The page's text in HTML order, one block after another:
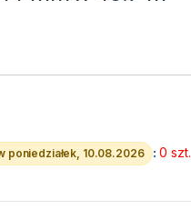
poniedziałek, 10.08.2026 : 0 szt.